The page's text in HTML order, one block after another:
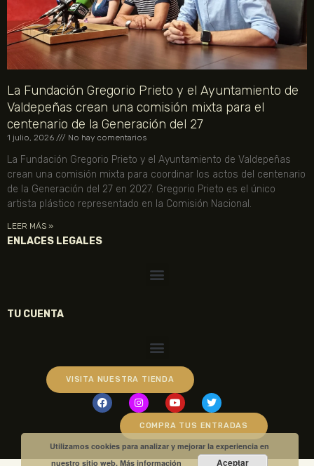
La Fundación Gregorio Prieto y el Ayuntamiento de
Valdepeñas crean una comisión mixta para el
centenario de la Generación del 27
1 julio, 2026 No hay comentarios
La Fundación Gregorio Prieto y el Ayuntamiento de Valdepeñas
crean una comisión mixta para coordinar los actos del centenario
de la Generación del 27 en 2027. Gregorio Prieto es el único
artista plástico representado en la Comisión Nacional.
LEER MÁS »
ENLACES LEGALES
TU CUENTA
VISITA NUESTRA TIENDA
COMPRA TUS ENTRADAS
Utilizamos cookies para analizar y mejorar la experiencia en
nuestro sitio web.Más información Aceptar